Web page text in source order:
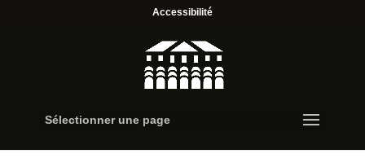
Accessibilité
Sélectionner une page